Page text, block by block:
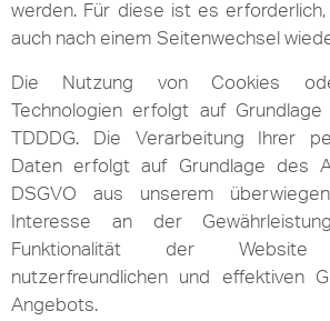
werden. Für diese ist es
auch nach einem Seitenwechsel
Die Nutzung von Cookies
Technologien erfolgt auf
TDDDG. Die Verarbeitung Ihrer
Daten erfolgt auf Grundlage des
DSGVO aus unserem
Interesse an der
Funktionalität der
nutzerfreundlichen und effektiven
Angebots.